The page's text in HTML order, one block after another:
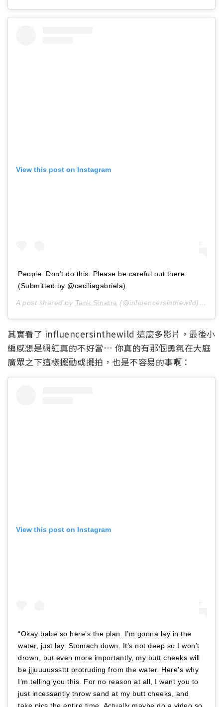
View this post on Instagram
People. Don’t do this. Please be careful out there.
(Submitted by @ceciliagabriela)
A post shared by Tank Sinatra (@influencersinthewild) on
其實看了 influencersinthewild 這麼多影片，最後小
編感想是網紅真的不好當… 你真的有那個勇氣在大庭
廣眾之下這樣擺動或擺拍，也是不容易的事啊：
View this post on Instagram
“Okay babe so here’s the plan. I’m gonna lay in the
water, just lay. Stomach down. It’s not deep so I won’t
drown, but even more importantly, my butt cheeks will
be jjjuuuusssttt protruding from the water. Here’s why
I’m telling you this. For no reason at all, I want you to
just incessantly throw sand at my butt cheeks, and